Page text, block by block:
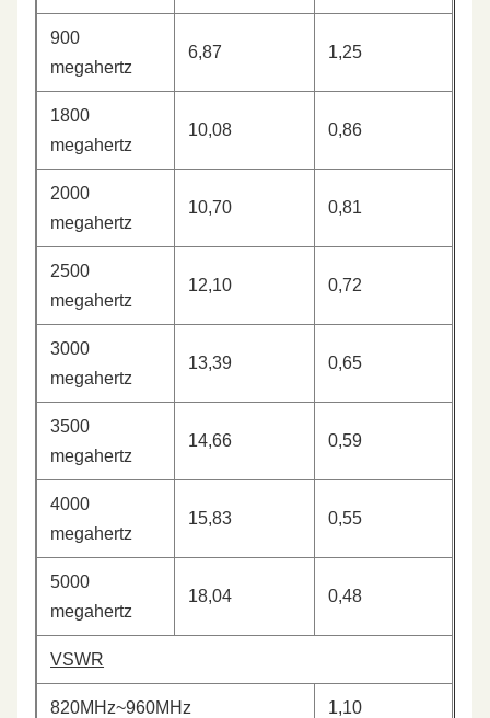
900
megahertz
6,87 1,25
1800
megahertz
10,08 0,86
2000
megahertz
10,70 0,81
2500
megahertz
12,10 0,72
3000
megahertz
13,39 0,65
3500
megahertz
14,66 0,59
4000
megahertz
15,83 0,55
5000
megahertz
18,04 0,48
VSWR
820MHz~960MHz 1,10